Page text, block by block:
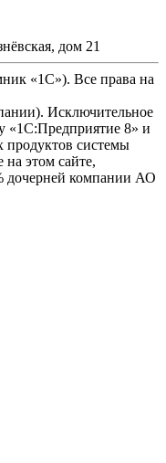
дом 21
«1С»). Все права на
). Исключительное
«1С:Предприятие 8» и
системы
этом сайте,
компании АО